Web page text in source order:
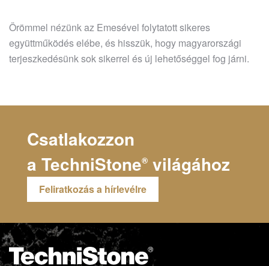
Örömmel nézünk az Emesével folytatott sikeres
együttműködés elébe, és hisszük, hogy magyarországi
terjeszkedésünk sok sikerrel és új lehetőséggel fog járni.
Csatlakozzon
a TechniStone® világához
Feliratkozás a hírlevélre